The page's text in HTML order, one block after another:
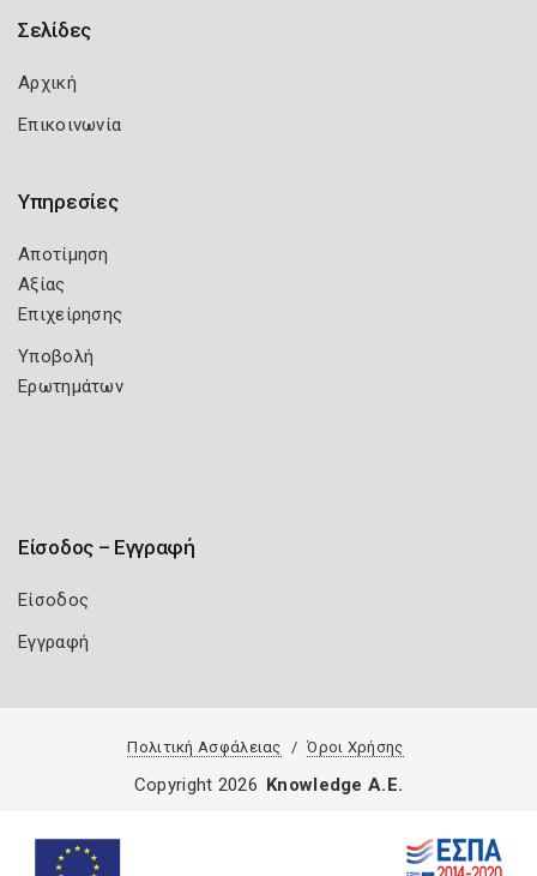
Σελίδες
Αρχική
Επικοινωνία
Υπηρεσίες
Αποτίμηση
Αξίας
Επιχείρησης
Υποβολή
Ερωτημάτων
Είσοδος – Εγγραφή
Είσοδος
Εγγραφή
Πολιτική Ασφάλειας Όροι Χρήσης
Copyright 2026 Knowledge A.E.